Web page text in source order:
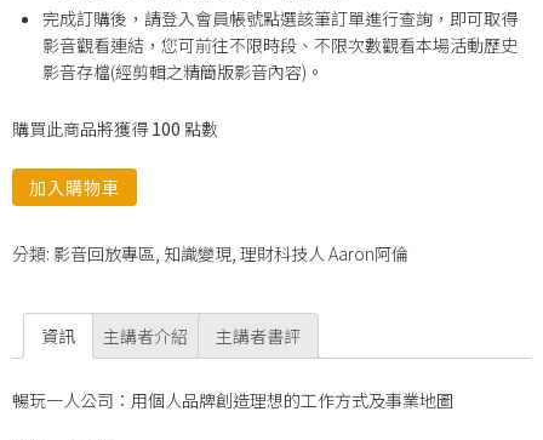
完成訂購後，請登入會員帳號點選該筆訂單進行查詢，即可取得
影音觀看連結，您可前往不限時段、不限次數觀看本場活動歷史
影音存檔(經剪輯之精簡版影音內容)。
購買此商品將獲得 100 點數
加入購物車
分類: 影音回放專區, 知識變現, 理財科技人 Aaron阿倫
資訊 主講者介紹 主講者書評
暢玩一人公司：用個人品牌創造理想的工作方式及事業地圖